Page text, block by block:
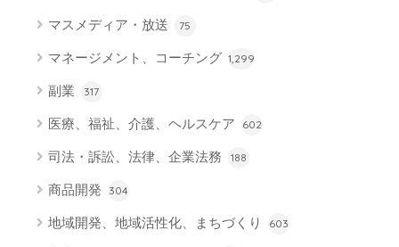
マスメディア・放送
75
マネージメント、コーチング 1,299
副業 317
医療、福祉、介護、ヘルスケア 602
司法・訴訟、法律、企業法務 188
商品開発 304
地域開発、地域活性化、まちづくり 603